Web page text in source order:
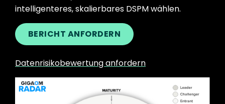
intelligenteres, skalierbares DSPM wählen.
BERICHT ANFORDERN
Datenrisikobewertung anfordern
Image